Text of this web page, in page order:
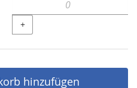
+
hinzufügen